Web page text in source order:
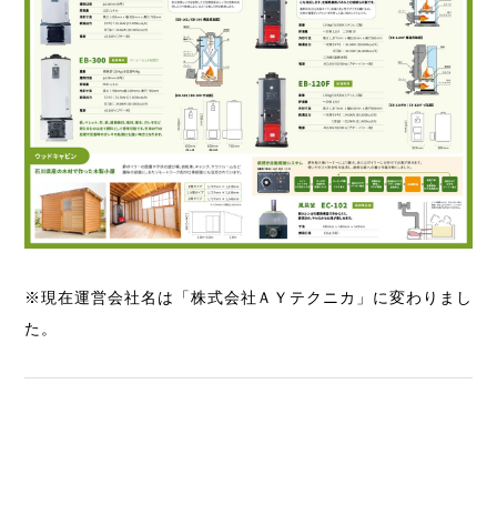
※現在運営会社名は「株式会社ＡＹテクニカ」に変わりまし
た。